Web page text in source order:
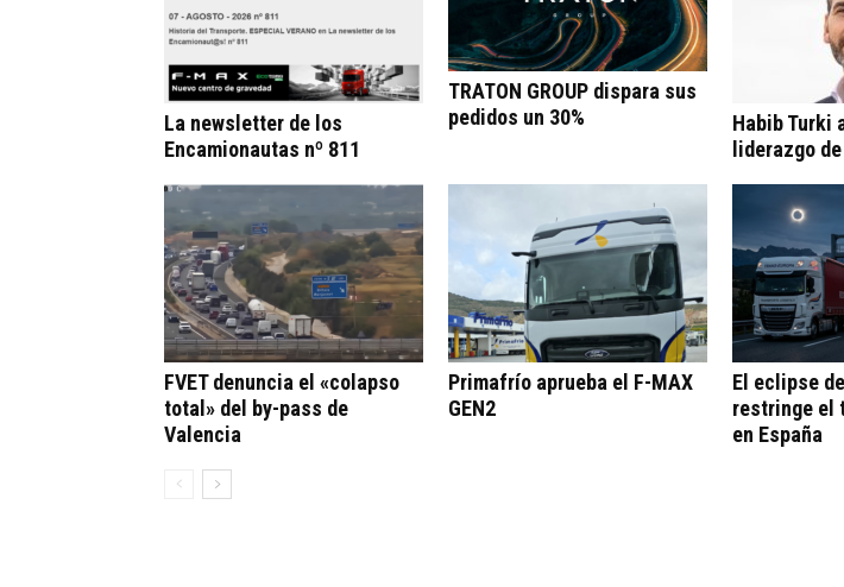
La newsletter de los
Encamionautas nº 811
TRATON GROUP dispara sus
pedidos un 30%
Habib Turki
liderazgo
FVET denuncia el «colapso
total» del by-pass de
Valencia
Primafrío aprueba el F-MAX
GEN2
El eclipse
restringe el
en España